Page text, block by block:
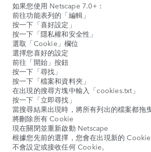
如果您使用 Netscape 7.0+：
前往功能表列的「編輯」
按一下「喜好設定」
按一下「隱私權和安全性」
選取「Cookie」欄位
選擇您喜好的設定
前往「開始」按鈕
按一下「尋找」
按一下「檔案和資料夾」
在出現的搜尋方塊中輸入「cookies.txt」
按一下「立即尋找」
當搜尋結果出現時，將所有列出的檔案都拖
將刪除所有 Cookie
現在關閉並重新啟動 Netscape
根據您先前的選擇，您會在出現新的
不會設定或接收任何 Cookie。